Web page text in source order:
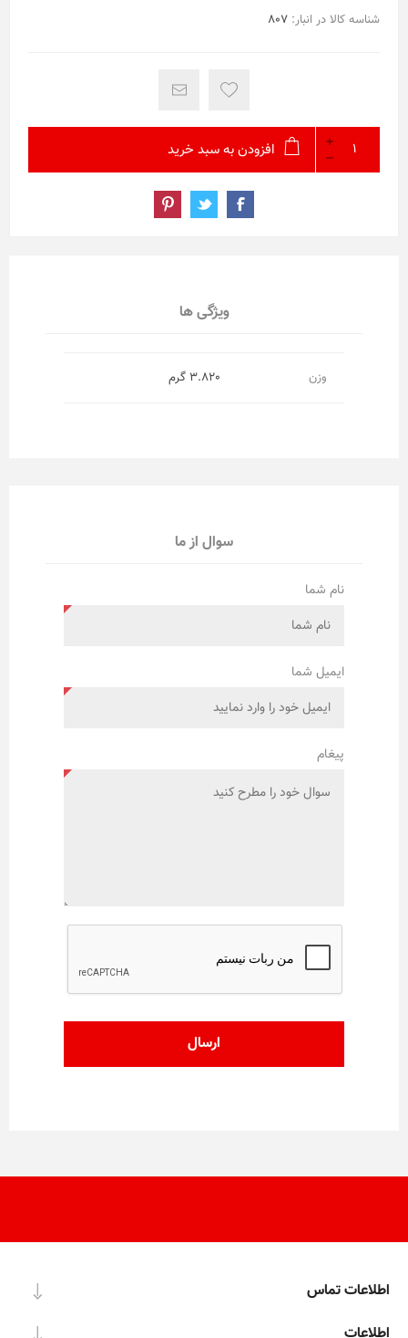
شناسه کالا در انبار: 807
افزودن به سبد خرید
ویژگی ها
وزن 3.820 گرم
سوال از ما
نام شما
ایمیل شما
پیغام
اطلاعات تماس